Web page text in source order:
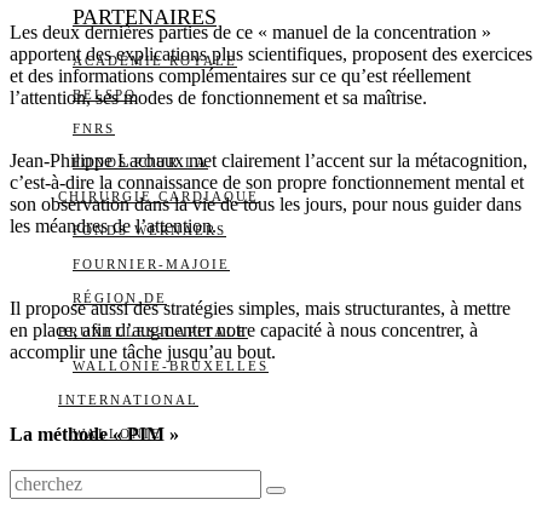
PARTENAIRES
ACADÉMIE ROYALE
BELSPO
FNRS
FONDS POUR LA
CHIRURGIE CARDIAQUE
FONDS WERNAERS
FOURNIER-MAJOIE
RÉGION DE
BRUXELLES-CAPITALE
WALLONIE-BRUXELLES
INTERNATIONAL
WALLONIE
Les deux dernières parties de ce « manuel de la concentration »
apportent des explications plus scientifiques, proposent des exercices
et des informations complémentaires sur ce qu’est réellement
l’attention, ses modes de fonctionnement et sa maîtrise.
Jean-Philippe Lachaux met clairement l’accent sur la métacognition,
c’est-à-dire la connaissance de son propre fonctionnement mental et
son observation dans la vie de tous les jours, pour nous guider dans
les méandres de l’attention.
Il propose aussi des stratégies simples, mais structurantes, à mettre
en place, afin d’augmenter notre capacité à nous concentrer, à
accomplir une tâche jusqu’au bout.
La méthode « PIM »